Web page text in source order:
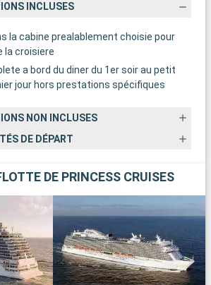
INCLUSES
la cabine prealablement choisie pour
la croisiere
a bord du diner du 1er soir au petit
jour hors prestations spécifiques
NON INCLUSES
DE DÉPART
DE PRINCESS CRUISES